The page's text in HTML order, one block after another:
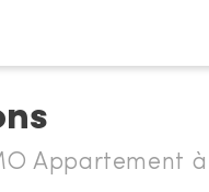
Appartement